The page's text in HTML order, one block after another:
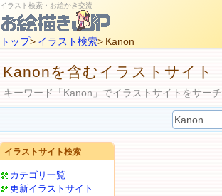
イラスト検索・お絵かき交流
トップ> イラスト検索> Kanon
Kanonを含むイラストサイト
キーワード「Kanon」でイラストサイトをサーチ
イラストサイト検索
カテゴリ一覧
更新イラストサイト